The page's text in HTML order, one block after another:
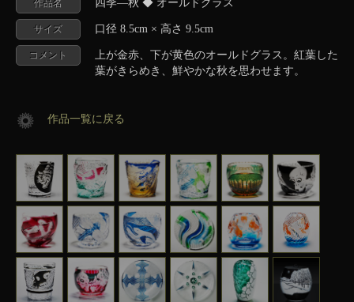
作品名 四季―秋 ◆ オールドグラス
サイズ 口径 8.5cm × 高さ 9.5cm
コメント
上が金赤、下が黄色のオールドグラス。紅葉した
葉がきらめき、鮮やかな秋を思わせます。
作品一覧に戻る